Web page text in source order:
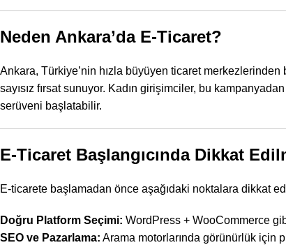
Neden Ankara’da E-Ticaret?
Ankara, Türkiye’nin hızla büyüyen ticaret
sayısız fırsat sunuyor. Kadın girişimciler, bu
serüveni başlatabilir.
E-Ticaret Başlangıcında Dikkat
E-ticarete başlamadan önce aşağıdaki noktalara dikkat
Doğru Platform Seçimi: WordPress + WooCommerce
SEO ve Pazarlama: Arama motorlarında görünürlük için